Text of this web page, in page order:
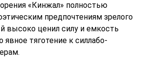
«Кинжал» полностью
предпочтениям зрелого
высоко ценил силу и емкость
явное тяготение к силлабо-